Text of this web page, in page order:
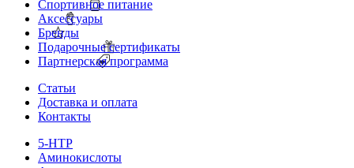
Спортивное питание
Аксессуары
Бренды
Подарочные сертификаты
Партнерская программа
Статьи
Доставка и оплата
Контакты
5-HTP
Аминокислоты